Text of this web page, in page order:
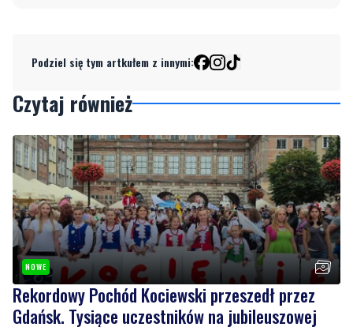
Podziel się tym artkułem z innymi:
Czytaj również
NOWE
Rekordowy Pochód Kociewski przeszedł przez
Gdańsk. Tysiące uczestników na jubileuszowej